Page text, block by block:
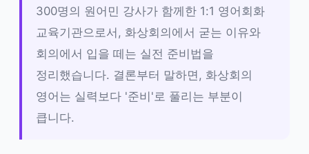
300명의 원어민 강사가 함께한 1:1 영어회화
교육기관으로서, 화상회의에서 굳는 이유와
회의에서 입을 떼는 실전 준비법을
정리했습니다. 결론부터 말하면, 화상회의
영어는 실력보다 '준비'로 풀리는 부분이
큽니다.